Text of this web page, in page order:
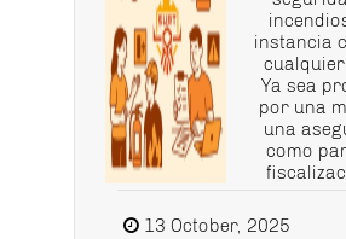
instancia
Ya sea
por una
una
como
13 October, 2025